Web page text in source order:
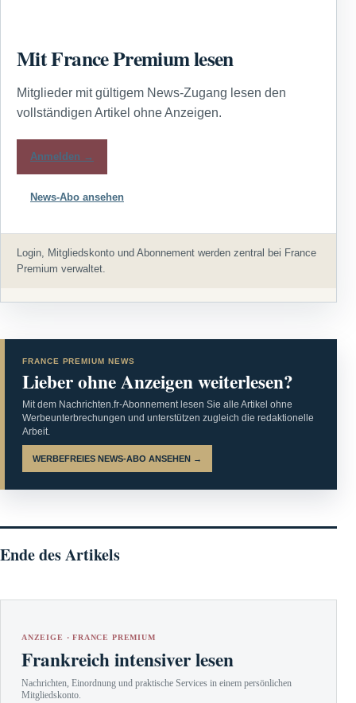
Mit France Premium lesen
Mitglieder mit gültigem News-Zugang lesen den
vollständigen Artikel ohne Anzeigen.
Anmelden →
News-Abo ansehen
Login, Mitgliedskonto und Abonnement werden zentral bei France
Premium verwaltet.
FRANCE PREMIUM NEWS
Lieber ohne Anzeigen weiterlesen?
Mit dem Nachrichten.fr-Abonnement lesen Sie alle Artikel ohne
Werbeunterbrechungen und unterstützen zugleich die redaktionelle
Arbeit.
WERBEFREIES NEWS-ABO ANSEHEN →
Ende des Artikels
ANZEIGE · FRANCE PREMIUM
Frankreich intensiver lesen
Nachrichten, Einordnung und praktische Services in einem persönlichen
Mitgliedskonto.